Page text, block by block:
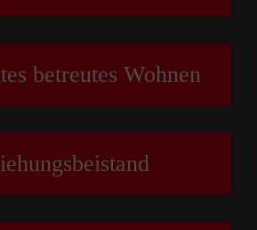
betreutes Wohnen